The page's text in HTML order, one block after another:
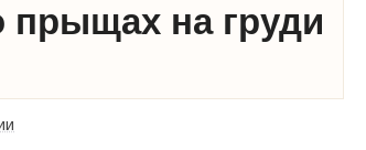
прыщах на груди